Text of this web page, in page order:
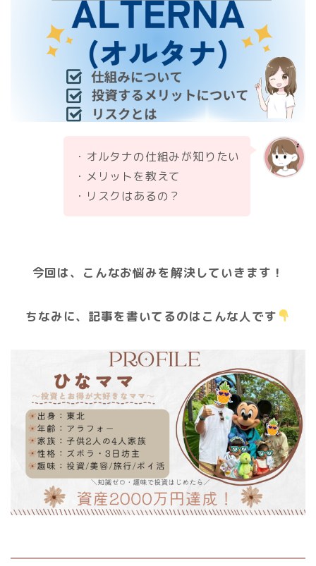
・オルタナの仕組みが知りたい
・メリットを教えて
・リスクはあるの？
今回は、こんなお悩みを解決していきます！
ちなみに、記事を書いてるのはこんな人です